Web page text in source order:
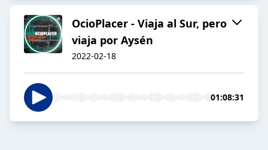
OcioPlacer - Viaja al Sur, pero
viaja por Aysén
2022-02-18
01:08:31